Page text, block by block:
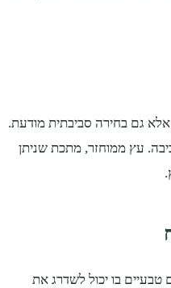
גם בחירה סביבתית מודעת.
עץ ממוחזר, מתכת שניתן
בו יכול לשדרג את